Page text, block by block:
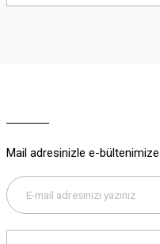
yetersiz gördüğünüz noktaları
Bu ürüne benzer farklı
Mail adresinizle e-bültenimize